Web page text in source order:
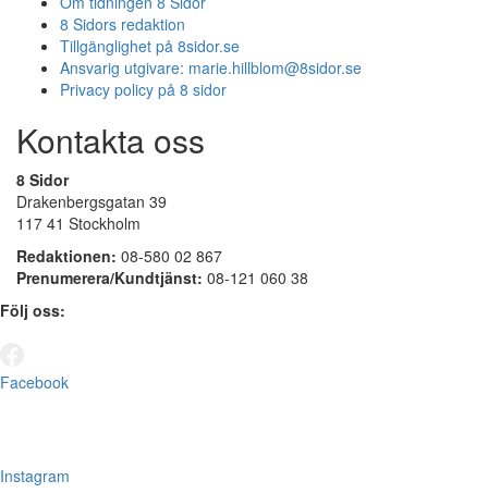
8 Sidors redaktion
Tillgänglighet på 8sidor.se
Ansvarig utgivare: marie.hillblom@8sidor.se
Privacy policy på 8 sidor
Kontakta oss
8 Sidor
Drakenbergsgatan 39
117 41 Stockholm
Redaktionen: 08-580 02 867
Prenumerera/Kundtjänst: 08-121 060 38
Följ oss:
Facebook
Instagram